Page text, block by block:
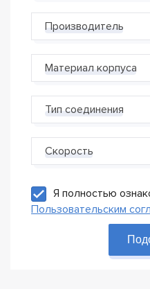
Производитель
Материал корпуса
Тип соединения
Скорость
Я полностью
Пользовательским